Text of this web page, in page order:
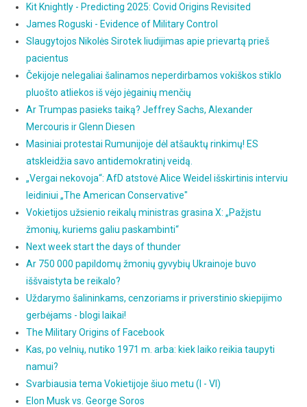
Kit Knightly - Predicting 2025: Covid Origins Revisited
James Roguski - Evidence of Military Control
Slaugytojos Nikolės Sirotek liudijimas apie prievartą prieš
pacientus
Čekijoje nelegaliai šalinamos neperdirbamos vokiškos stiklo
pluošto atliekos iš vėjo jėgainių menčių
Ar Trumpas pasieks taiką? Jeffrey Sachs, Alexander
Mercouris ir Glenn Diesen
Masiniai protestai Rumunijoje dėl atšauktų rinkimų! ES
atskleidžia savo antidemokratinį veidą.
„Vergai nekovoja“: AfD atstovė Alice Weidel išskirtinis interviu
leidiniui „The American Conservative"
Vokietijos užsienio reikalų ministras grasina X: „Pažįstu
žmonių, kuriems galiu paskambinti“
Next week start the days of thunder
Ar 750 000 papildomų žmonių gyvybių Ukrainoje buvo
iššvaistyta be reikalo?
Uždarymo šalininkams, cenzoriams ir priverstinio skiepijimo
gerbėjams - blogi laikai!
The Military Origins of Facebook
Kas, po velnių, nutiko 1971 m. arba: kiek laiko reikia taupyti
namui?
Svarbiausia tema Vokietijoje šiuo metu (I - VI)
Elon Musk vs. George Soros